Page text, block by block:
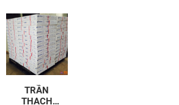
TRẦN
THẠCH